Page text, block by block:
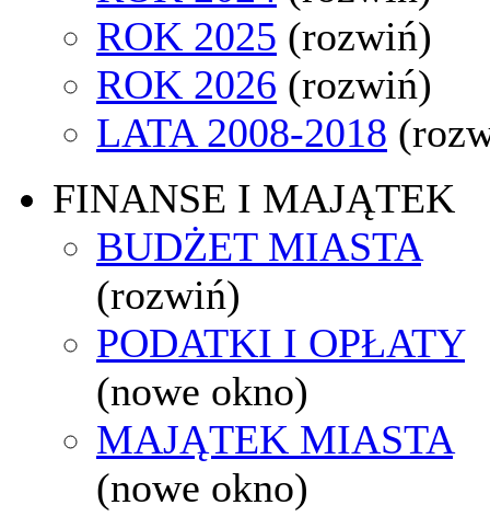
ROK 2025 (rozwiń)
ROK 2026 (rozwiń)
LATA 2008-2018
FINANSE I MAJĄTEK
BUDŻET MIASTA
(rozwiń)
PODATKI I OPŁATY
(nowe okno)
MAJĄTEK MIASTA
(nowe okno)